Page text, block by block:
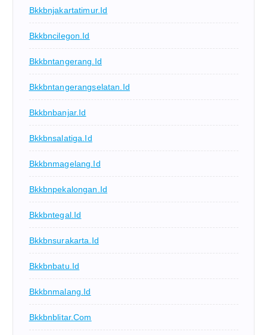
Bkkbnjakartatimur.id
Bkkbncilegon.id
Bkkbntangerang.id
Bkkbntangerangselatan.id
Bkkbnbanjar.id
Bkkbnsalatiga.id
Bkkbnmagelang.id
Bkkbnpekalongan.id
Bkkbntegal.id
Bkkbnsurakarta.id
Bkkbnbatu.id
Bkkbnmalang.id
Bkkbnblitar.com